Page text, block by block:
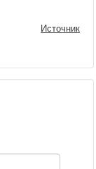
Источник